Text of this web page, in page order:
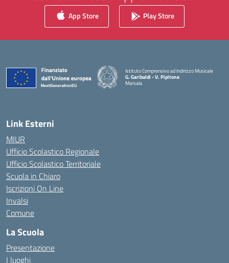
App Store Play Store
Istituto Comprensivo ad Indirizzo Musicale
G. Garibaldi - V. Pipitone
Marsala
Link Esterni
MIUR
Ufficio Scolastico Regionale
Ufficio Scolastico Territoriale
Scuola in Chiaro
Iscrizioni On Line
Invalsi
Comune
La Scuola
Presentazione
I luoghi